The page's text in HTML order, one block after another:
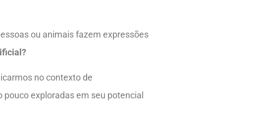
ou animais fazem expressões
no contexto de
exploradas em seu potencial